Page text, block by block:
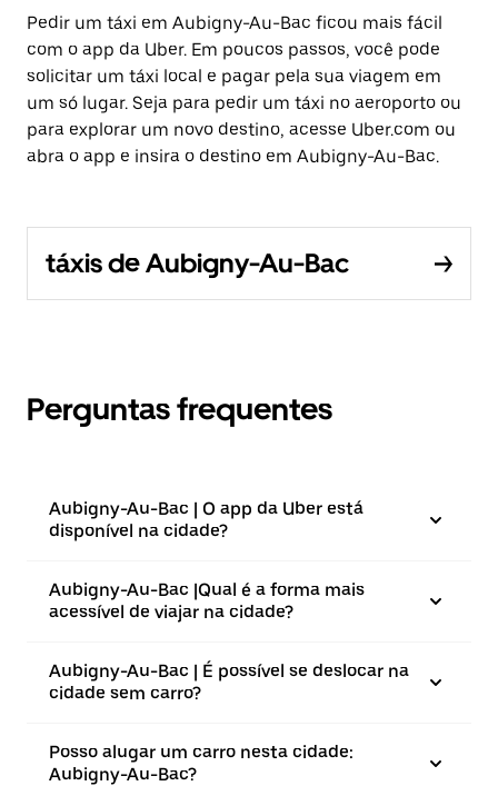
Pedir um táxi em Aubigny-Au-Bac ficou mais fácil
com o app da Uber. Em poucos passos, você pode
solicitar um táxi local e pagar pela sua viagem em
um só lugar. Seja para pedir um táxi no aeroporto ou
para explorar um novo destino, acesse Uber.com ou
abra o app e insira o destino em Aubigny-Au-Bac.
táxis de Aubigny-Au-Bac
Perguntas frequentes
Aubigny-Au-Bac | O app da Uber está
disponível na cidade?
Aubigny-Au-Bac |⁠Qual é a forma mais
acessível de viajar na cidade?
Aubigny-Au-Bac | É possível se deslocar na
cidade sem carro?
Posso alugar um carro nesta cidade:
Aubigny-Au-Bac?